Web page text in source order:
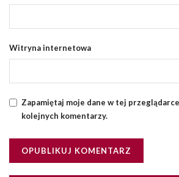
Witryna internetowa
Zapamiętaj moje dane w tej
kolejnych komentarzy.